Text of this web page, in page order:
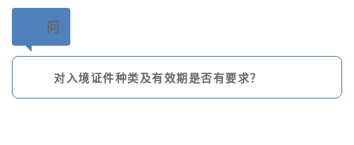
问
对入境证件种类及有效期是否有要求？